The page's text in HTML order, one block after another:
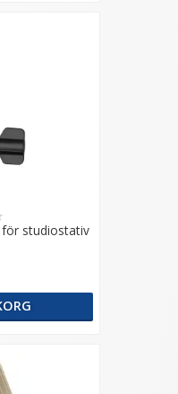
för studiostativ